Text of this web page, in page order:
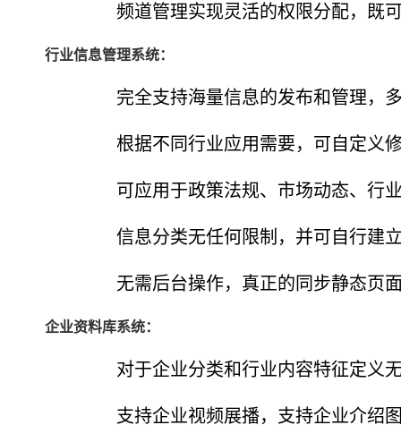
频道管理实现灵活的权限分配，既
行业信息管理系统：
完全支持海量信息的发布和管理，多
根据不同行业应用需要，可自定义修
可应用于政策法规、市场动态、行业
信息分类无任何限制，并可自行建立
无需后台操作，真正的同步静态页面
企业资料库系统：
对于企业分类和行业内容特征定义
支持企业视频展播，支持企业介绍